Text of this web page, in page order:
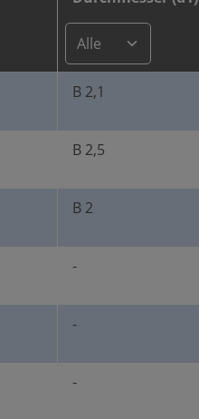
B 2,1
B 2,5
B 2
-
-
-